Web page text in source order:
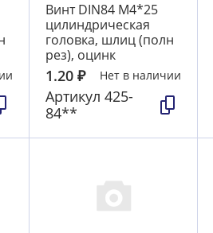
Винт DIN84 М4*25
цилиндрическая
головка, шлиц (полн
рез), оцинк
1.20 ₽ Нет в наличии
Артикул 425-
84**